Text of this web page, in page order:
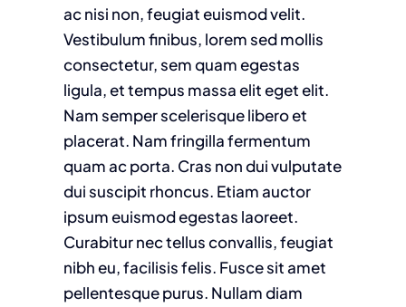
ac nisi non, feugiat euismod velit.
Vestibulum finibus, lorem sed mollis
consectetur, sem quam egestas
ligula, et tempus massa elit eget elit.
Nam semper scelerisque libero et
placerat. Nam fringilla fermentum
quam ac porta. Cras non dui vulputate
dui suscipit rhoncus. Etiam auctor
ipsum euismod egestas laoreet.
Curabitur nec tellus convallis, feugiat
nibh eu, facilisis felis. Fusce sit amet
pellentesque purus. Nullam diam